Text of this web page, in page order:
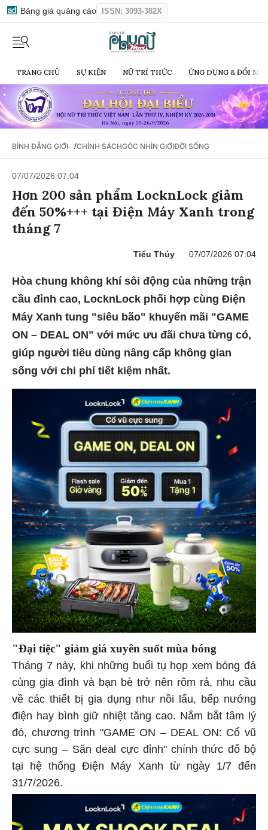
Bảng giá quảng cáo ISSN: 3093-382X
TRANG CHỦ SỰ KIỆN NỮ TRÍ THỨC ỨNG DỤNG & ĐỔI
BÌNH ĐẲNG GIỚI /CHÍNH SÁCHGÓC NHÌN GIỚIĐỜI SỐNG
07/07/2026 07:04
Hơn 200 sản phẩm LocknLock giảm
đến 50%+++ tại Điện Máy Xanh trong
tháng 7
Tiểu Thúy 07/07/2026 07:04
Hòa chung không khí sôi động của những trận
cầu đỉnh cao, LocknLock phối hợp cùng Điện
Máy Xanh tung "siêu bão" khuyến mãi "GAME
ON – DEAL ON" với mức ưu đãi chưa từng có,
giúp người tiêu dùng nâng cấp không gian
sống với chi phí tiết kiệm nhất.
"Đại tiệc" giảm giá xuyên suốt mùa bóng
Tháng 7 này, khi những buổi tụ họp xem bóng đá
cùng gia đình và bạn bè trở nên rôm rả, nhu cầu
về các thiết bị gia dụng như nồi lẩu, bếp nướng
điện hay bình giữ nhiệt tăng cao. Nắm bắt tâm lý
đó, chương trình "GAME ON – DEAL ON: Cổ vũ
cực sung – Săn deal cực đỉnh" chính thức đổ bộ
tại hệ thống Điện Máy Xanh từ ngày 1/7 đến
31/7/2026.